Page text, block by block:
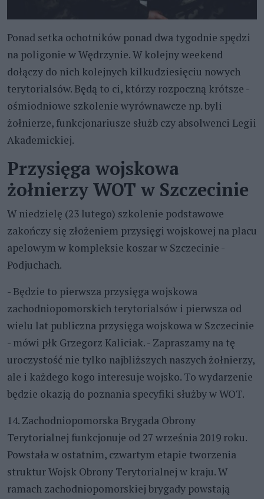
Ponad setka ochotników ponad dwa tygodnie spędzi
na poligonie w Wędrzynie. W kolejny weekend
dołączy do nich kolejnych kilkudziesięciu nowych
terytorialsów. Będą to ci, którzy rozpoczną krótsze -
ośmiodniowe szkolenie wyrównawcze np. byli
żołnierze, funkcjonariusze służb czy absolwenci Legii
Akademickiej.
Przysięga wojskowa
żołnierzy WOT w Szczecinie
W niedzielę (23 lutego) szkolenie podstawowe
zakończy się złożeniem przysięgi wojskowej na placu
apelowym w kompleksie koszar w Szczecinie -
Podjuchach.
- Będzie to pierwsza przysięga wojskowa
zachodniopomorskich terytorialsów i pierwsza od
wielu lat publiczna przysięga wojskowa w Szczecinie
- mówi płk Grzegorz Kaliciak. - Zapraszamy na tę
uroczystość nie tylko najbliższych naszych żołnierzy,
ale i każdego kogo interesuje wojsko. To wydarzenie
będzie okazją do poznania specyfiki służby w WOT.
14. Zachodniopomorska Brygada Obrony
Terytorialnej funkcjonuje od 27 września 2019 roku.
Powstała w ostatnim, czwartym etapie tworzenia
struktur Wojsk Obrony Terytorialnej w kraju. W
ramach zachodniopomorskiej brygady powstają